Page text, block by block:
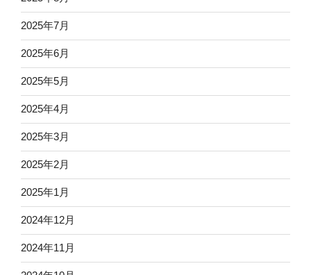
2025年7月
2025年6月
2025年5月
2025年4月
2025年3月
2025年2月
2025年1月
2024年12月
2024年11月